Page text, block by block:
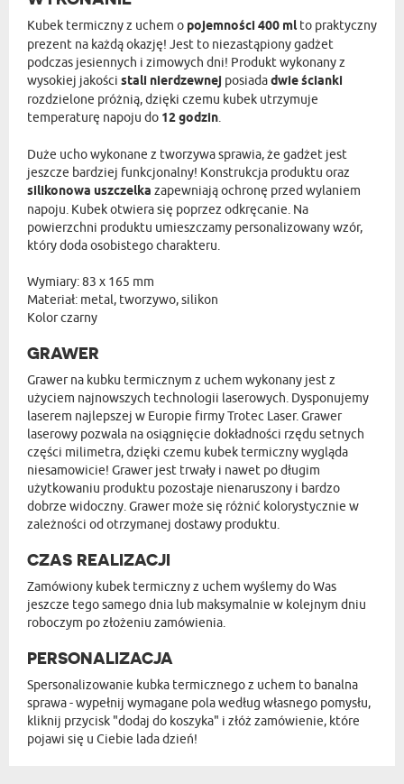
Kubek termiczny z uchem o pojemności 400 mlto praktyczny
prezent na każdą okazję! Jest to niezastąpiony gadżet
podczas jesiennych i zimowych dni! Produkt wykonany z
wysokiej jakości stali nierdzewnej posiadadwie ścianki
rozdzielone próżnią, dzięki czemu kubek utrzymuje
temperaturę napoju do 12 godzin.
Duże ucho wykonane z tworzywa sprawia, że gadżet jest
jeszcze bardziej funkcjonalny! Konstrukcja produktu oraz
silikonowa uszczelka zapewniają ochronę przed wylaniem
napoju. Kubek otwiera się poprzez odkręcanie. Na
powierzchni produktu umieszczamy personalizowany wzór,
który doda osobistego charakteru.
Wymiary: 83 x 165 mm
Materiał: metal, tworzywo, silikon
Kolor czarny
GRAWER
Grawer na kubku termicznym z uchem wykonany jest z
użyciem najnowszych technologii laserowych. Dysponujemy
laserem najlepszej w Europie firmy Trotec Laser. Grawer
laserowy pozwala na osiągnięcie dokładności rzędu setnych
części milimetra, dzięki czemu kubek termiczny wygląda
niesamowicie! Grawer jest trwały i nawet po długim
użytkowaniu produktu pozostaje nienaruszony i bardzo
dobrze widoczny. Grawer może się różnić kolorystycznie w
zależności od otrzymanej dostawy produktu.
CZAS REALIZACJI
Zamówiony kubek termiczny z uchem wyślemy do Was
jeszcze tego samego dnia lub maksymalnie w kolejnym dniu
roboczym po złożeniu zamówienia.
PERSONALIZACJA
Spersonalizowanie kubka termicznego z uchem to banalna
sprawa - wypełnij wymagane pola według własnego pomysłu,
kliknij przycisk "dodaj do koszyka" i złóż zamówienie, które
pojawi się u Ciebie lada dzień!